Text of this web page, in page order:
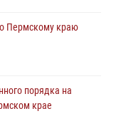
Пермскому краю
порядка на
крае